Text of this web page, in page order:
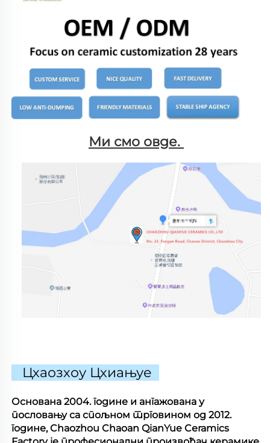
Ми смо овде.
Цхаозхоу Цхиањуе
Основана 2004. године и ангажована у
пословању са спољном трговином од 2012.
године, Chaozhou Chaoan QianYue Ceramics